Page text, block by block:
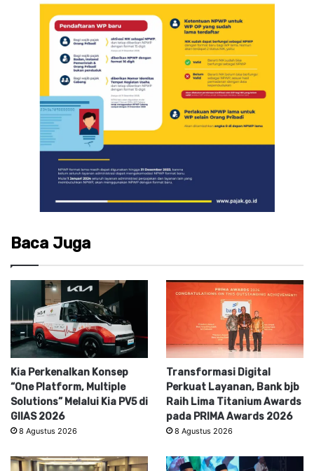
Baca Juga
Kia Perkenalkan Konsep
“One Platform, Multiple
Solutions” Melalui Kia PV5 di
GIIAS 2026
8 Agustus 2026
Transformasi Digital
Perkuat Layanan, Bank bjb
Raih Lima Titanium Awards
pada PRIMA Awards 2026
8 Agustus 2026